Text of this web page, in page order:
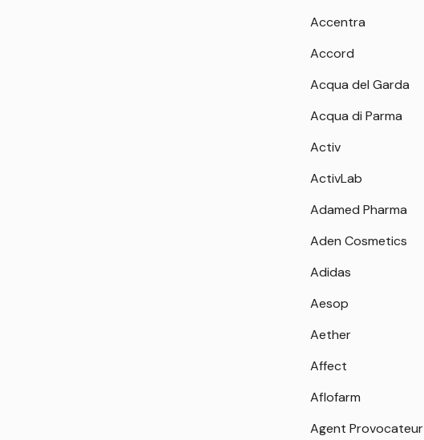
Accentra
Accord
Acqua del Garda
Acqua di Parma
Activ
ActivLab
Adamed Pharma
Aden Cosmetics
Adidas
Aesop
Aether
Affect
Aflofarm
Agent Provocateur